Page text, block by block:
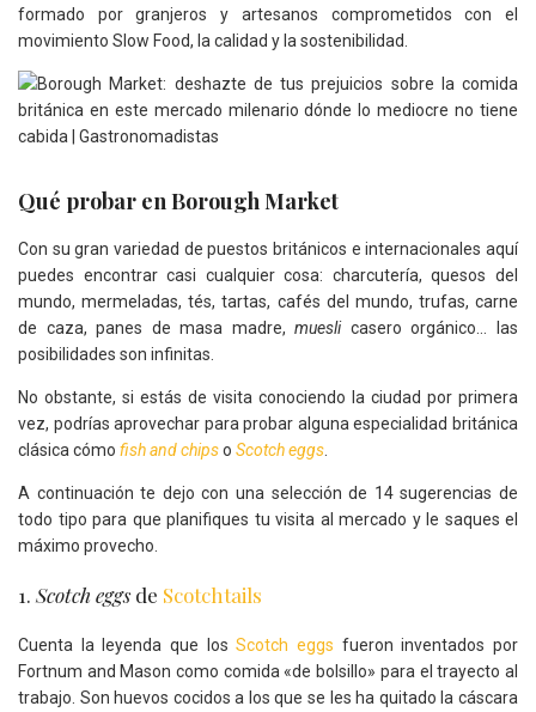
formado por granjeros y artesanos comprometidos con el
movimiento Slow Food, la calidad y la sostenibilidad.
Qué probar en Borough Market
Con su gran variedad de puestos británicos e internacionales aquí
puedes encontrar casi cualquier cosa: charcutería, quesos del
mundo, mermeladas, tés, tartas, cafés del mundo, trufas, carne
de caza, panes de masa madre,mueslicasero orgánico… las
posibilidades son infinitas.
No obstante, si estás de visita conociendo la ciudad por primera
vez, podrías aprovechar para probar alguna especialidad británica
clásica cómo fish and chipso Scotch eggs
A continuación te dejo con una selección de 14 sugerencias de
todo tipo para que planifiques tu visita al mercado y le saques el
máximo provecho.
1. Scotch eggsde Scotchtails
Cuenta la leyenda que losScotch eggs fueron inventados por
Fortnum and Mason como comida «de bolsillo» para el trayecto al
trabajo. Son huevos cocidos a los que se les ha quitado la cáscara